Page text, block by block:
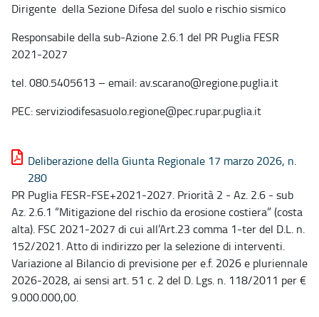
Dirigente della Sezione Difesa del suolo e rischio sismico
Responsabile della sub-Azione 2.6.1 del PR Puglia FESR
2021-2027
tel. 080.5405613 – email: av.scarano@regione.puglia.it
PEC: serviziodifesasuolo.regione@pec.rupar.puglia.it
Deliberazione della Giunta Regionale 17 marzo 2026, n.
280
PR Puglia FESR-FSE+2021-2027. Priorità 2 - Az. 2.6 - sub
Az. 2.6.1 “Mitigazione del rischio da erosione costiera” (costa
alta). FSC 2021-2027 di cui all’Art.23 comma 1-ter del D.L. n.
152/2021. Atto di indirizzo per la selezione di interventi.
Variazione al Bilancio di previsione per e.f. 2026 e pluriennale
2026-2028, ai sensi art. 51 c. 2 del D. Lgs. n. 118/2011 per €
9.000.000,00.